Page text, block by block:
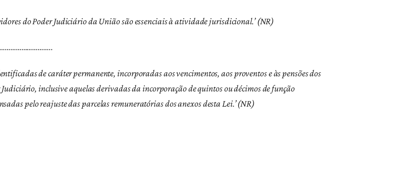
do Poder Judiciário da União são essenciais à atividade jurisdicional.’ (NR)
de caráter permanente, incorporadas aos vencimentos, aos proventos e às pensões dos
inclusive aquelas derivadas da incorporação de quintos ou décimos de função
pelo reajuste das parcelas remuneratórias dos anexos desta Lei.’ (NR)